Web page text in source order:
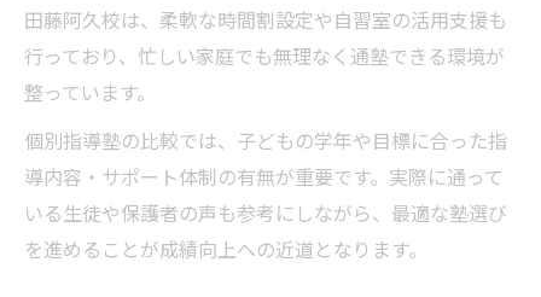
由
個別指導塾の予習復習サイクルの実践効果
学校授業と個別指導塾の連携で理解度向上
個別指導塾の教科書対応指導が苦手克服に
有効
個別指導塾の定期テスト対策と教科書活用
法
田藤阿久校は、柔軟な時間割設定や自習室の活用支援も
行っており、忙しい家庭でも無理なく通塾できる環境が
整っています。
個別指導塾の比較では、子どもの学年や目標に合った指
導内容・サポート体制の有無が重要です。実際に通って
いる生徒や保護者の声も参考にしながら、最適な塾選び
を進めることが成績向上への近道となります。